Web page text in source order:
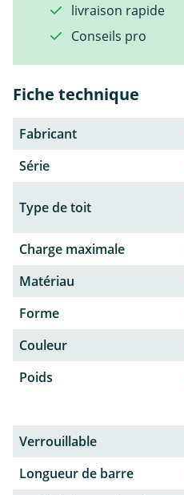
livraison rapide
Conseils pro
Fiche technique
Fabricant
Série
Type de toit
Charge maximale
Matériau
Forme
Couleur
Poids
Verrouillable
Longueur de barre